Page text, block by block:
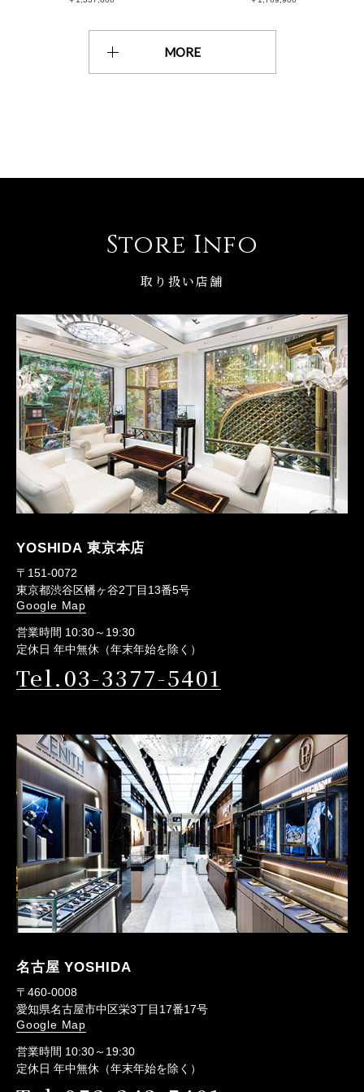
MORE
Store Info
取り扱い店舗
YOSHIDA 東京本店
〒151-0072
東京都渋谷区幡ヶ谷2丁目13番5号
Google Map
営業時間 10:30～19:30
定休日 年中無休（年末年始を除く）
Tel.03-3377-5401
名古屋 YOSHIDA
〒460-0008
愛知県名古屋市中区栄3丁目17番17号
Google Map
営業時間 10:30～19:30
定休日 年中無休（年末年始を除く）